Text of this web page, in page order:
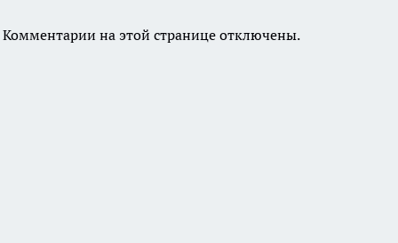
Комментарии на этой странице отключены.